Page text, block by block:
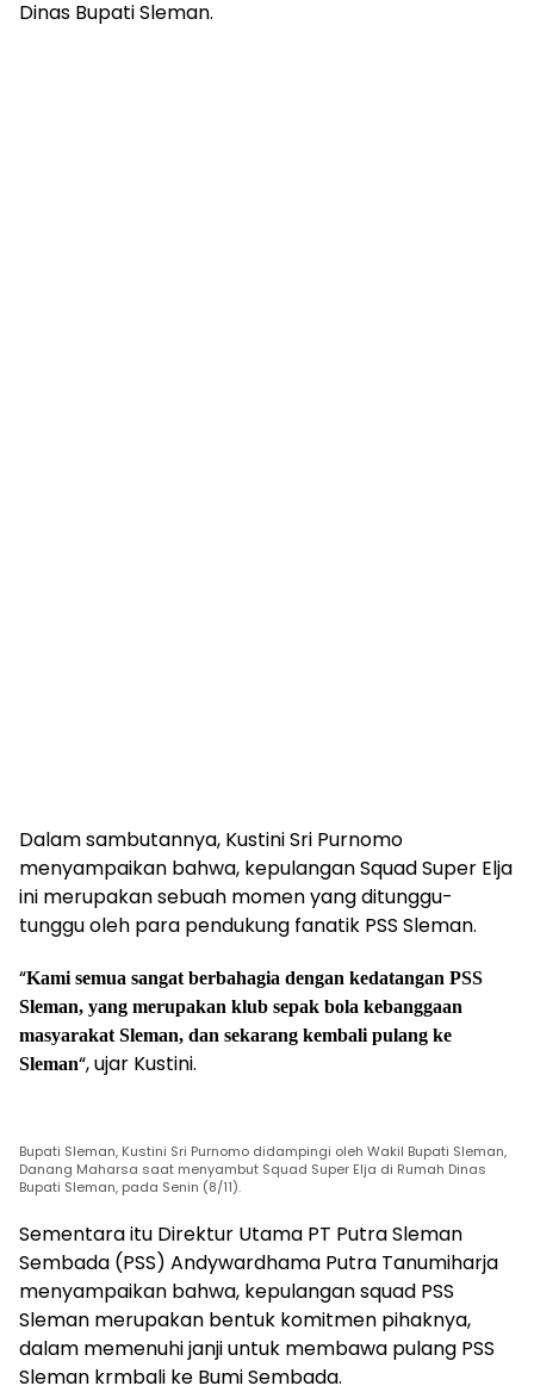
Dinas Bupati Sleman.
Dalam sambutannya, Kustini Sri Purnomo
menyampaikan bahwa, kepulangan Squad Super Elja
ini merupakan sebuah momen yang ditunggu-
tunggu oleh para pendukung fanatik PSS Sleman.
“Kami semua sangat berbahagia dengan kedatangan PSS
Sleman, yang merupakan klub sepak bola kebanggaan
masyarakat Sleman, dan sekarang kembali pulang ke
Sleman“, ujar Kustini.
Bupati Sleman, Kustini Sri Purnomo didampingi oleh Wakil Bupati Sleman,
Danang Maharsa saat menyambut Squad Super Elja di Rumah Dinas
Bupati Sleman, pada Senin (8/11).
Sementara itu Direktur Utama PT Putra Sleman
Sembada (PSS) Andywardhama Putra Tanumiharja
menyampaikan bahwa, kepulangan squad PSS
Sleman merupakan bentuk komitmen pihaknya,
dalam memenuhi janji untuk membawa pulang PSS
Sleman krmbali ke Bumi Sembada.